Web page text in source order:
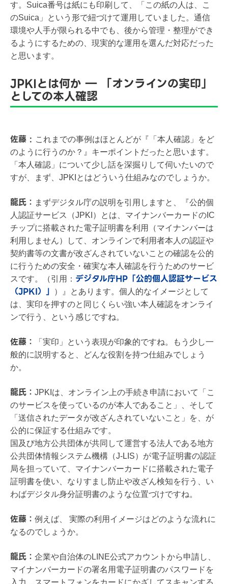
す。Suica番号は紙にも印刷して、「この紙の人は、こ
のSuica」という形で紐づけて運用していました。通信
環境や人手が限られる中でも、後から管理・整理ができ
るようにするための、現実的な運用を選んだ対応だった
と思います。
JPKIとは何か ― 「オンラインの実印」
としての本人確認
佐藤 : これまでの事例はほとんどが『「本人確認」をど
のように行うのか？』キーポイントだったと思います。
「本人確認」について少し話を深掘りして伺いたいので
すが、まず、JPKIとはどういう仕組みなのでしょうか。
龍氏： まずデジタル庁の説明を引用しますと、『公的個
人認証サービス（JPKI）とは、マイナンバーカードのIC
チップに搭載された電子証明書を利用（マイナンバーは
利用しません）して、オンラインで利用者本人の認証や
契約書等の文書が改ざんされていないことの確認を公的
に行うための安全・確実な本人確認を行うためのサービ
スです。（引用： デジタル庁HP「公的個人認証サービス
（JPKI）」
）』とあります。個人的なイメージとして
は、実印を押すのと同じくらい強い本人確認をオンライ
ンで行う、という感じですね。
佐藤：
「実印」という表現が印象的ですね。もう少し一
般的に説明すると、どんな役割を持つ仕組みでしょう
か。
龍氏： JPKIは、オンライン上の手続き申請において「こ
のサービスを使っているのが本人であること」、そして
「送信されたデータが改ざんされていないこと」を、が
公的に保証する仕組みです。
国及び地方公共団体が共同して運営する法人である地方
公共団体情報システム機構（J-LIS）が電子証明書の認証
局を担っていて、マイナンバーカードに搭載された電子
証明書を使い、なりすまし防止や改ざん検知を行う、い
わばデジタル身分証明書のような位置づけですね。
佐藤： 例えば、 実際の利用イメージはどのような流れに
なるのでしょうか。
龍氏： 企業や自治体のLINE公式アカウントから申請し、
マイナンバーカードの署名用電子証明書のパスワードを